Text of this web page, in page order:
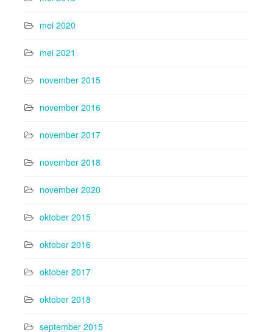
mei 2020
mei 2021
november 2015
november 2016
november 2017
november 2018
november 2020
oktober 2015
oktober 2016
oktober 2017
oktober 2018
september 2015